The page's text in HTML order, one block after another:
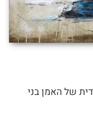
של האמן בני